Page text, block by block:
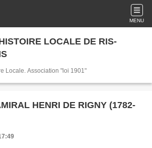
MENU
LOCALE DE RIS-
Locale. Association "loi 1901"